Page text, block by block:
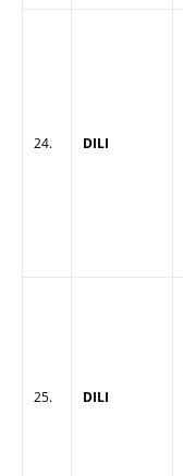
24. DILI
25. DILI